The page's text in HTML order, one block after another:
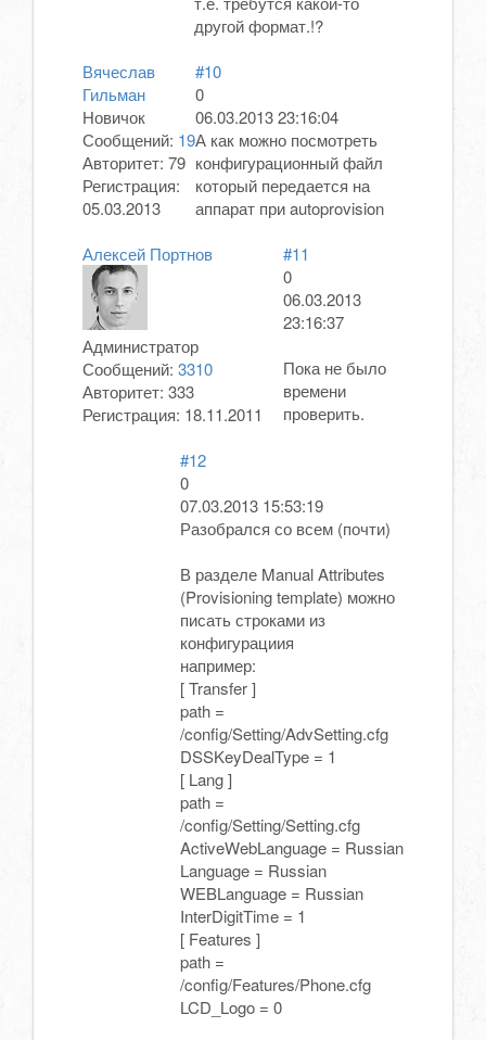
другой формат.!?
Вячеслав
Гильман
Новичок
Сообщений: 19
Авторитет: 79
Регистрация:
05.03.2013
#10
0
06.03.2013 23:16:04
А как можно посмотреть
конфигурационный файл
который передается на
аппарат при autoprovision
Алексей Портнов
Администратор
Сообщений: 3310
Авторитет: 333
Регистрация: 18.11.2011
#11
0
06.03.2013
23:16:37
Пока не было
времени
проверить.
#12
0
07.03.2013 15:53:19
Разобрался со всем (почти)
В разделе Manual Attributes
(Provisioning template) можно
писать строками из
конфигурациия
например:
[ Transfer ]
path =
/config/Setting/AdvSetting.cfg
DSSKeyDealType = 1
[ Lang ]
path =
/config/Setting/Setting.cfg
ActiveWebLanguage = Russian
Language = Russian
WEBLanguage = Russian
InterDigitTime = 1
[ Features ]
path =
/config/Features/Phone.cfg
LCD_Logo = 0